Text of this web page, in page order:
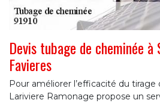
Devis tubage de cheminée
Favieres
Pour améliorer l’efficacité du
Lariviere Ramonage propose un